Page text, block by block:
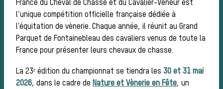
France du Cheval de Chasse et du Cavalier-Veneur est
l’unique compétition officielle française dédiée à
l’équitation de vènerie. Chaque année, il réunit au Grand
Parquet de Fontainebleau des cavaliers venus de toute la
France pour présenter leurs chevaux de chasse.
La 23ᵉ édition du championnat se tiendra les 30 et 31 mai
2026, dans le cadre de Nature et Vènerie en Fête, un